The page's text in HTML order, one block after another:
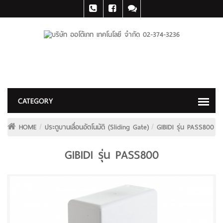
HOME ประตูบานเลื่อนอัตโนมัติ (Sliding Gate) GIBIDI รุ่น PASS800
GIBIDI รุ่น PASS800